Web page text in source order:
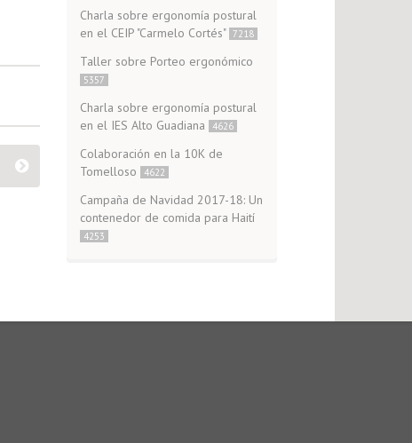
Charla sobre ergonomía postural
en el CEIP "Carmelo Cortés" 7218
Taller sobre Porteo ergonómico
5357
Charla sobre ergonomía postural
en el IES Alto Guadiana
4626
Colaboración en la 10K de
Tomelloso
4622
Campaña de Navidad 2017-18: Un
contenedor de comida para Haití
4253